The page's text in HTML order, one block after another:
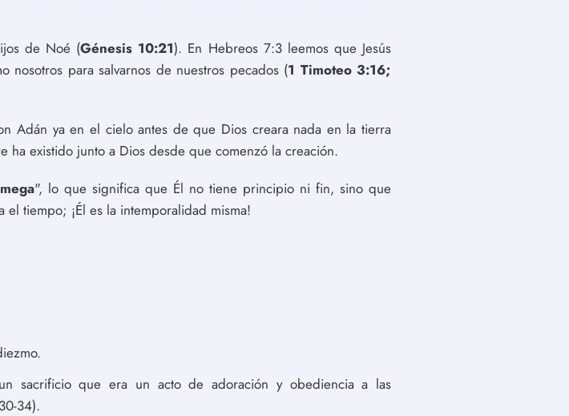
de Noé (Génesis 10:21). En Hebreos 7:3 leemos que Jesús
para salvarnos de nuestros pecados (1 Timoteo 3:16;
Adán ya en el cielo antes de que Dios creara nada en la tierra
ha existido junto a Dios desde que comenzó la creación.
", lo que significa que Él no tiene principio ni fin, sino que
tiempo; ¡Él es la intemporalidad misma!
sacrificio que era un acto de adoración y obediencia a las
34).